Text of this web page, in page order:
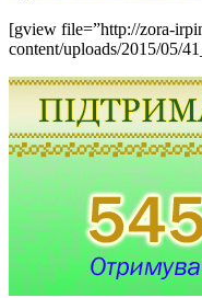
[gview file=”http://zora-
content/uploads/2015/05/